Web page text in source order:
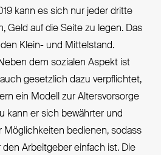
kann es sich nur jeder dritte
Geld auf die Seite zu legen. Das
Klein- und Mittelstand.
dem sozialen Aspekt ist
gesetzlich dazu verpflichtet,
ein Modell zur Altersvorsorge
kann er sich bewährter und
Möglichkeiten bedienen, sodass
den Arbeitgeber einfach ist. Die